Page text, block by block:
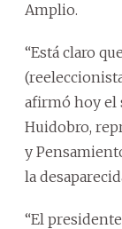
Amplio.
“Está claro
afirmó hoy el
Huidobro,
y
la
“El